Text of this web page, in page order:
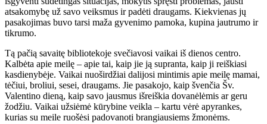
atsakomybę už savo veiksmus ir padėti draugams. Kiekvienas jų
pasakojimas buvo tarsi maža gyvenimo pamoka, kupina jautrumo ir
tikrumo.
Tą pačią savaitę bibliotekoje svečiavosi vaikai iš dienos centro.
Kalbėta apie meilę – apie tai, kaip jie ją supranta, kaip ji reiškiasi
kasdienybėje. Vaikai nuoširdžiai dalijosi mintimis apie meilę mamai,
tėčiui, broliui, sesei, draugams. Jie pasakojo, kaip švenčia Šv.
Valentino dieną, kaip savo jausmus išreiškia dovanėlėmis ar geru
žodžiu. Vaikai užsiėmė kūrybine veikla – kartu vėrė apyrankes,
kurias su meile ruošėsi padovanoti brangiausiems žmonėms.